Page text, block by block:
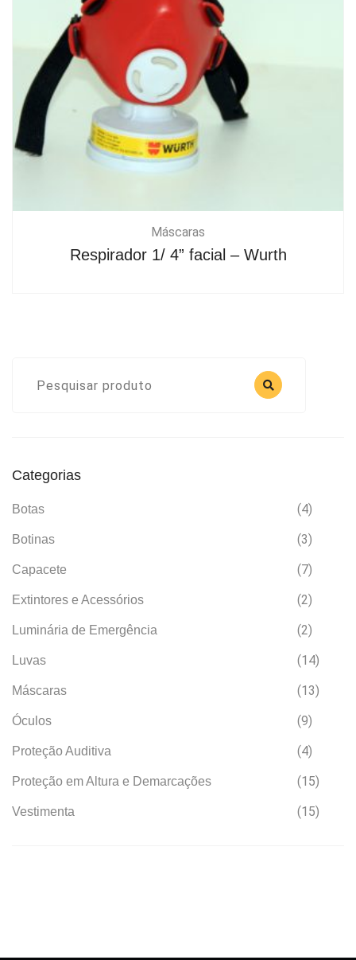
Máscaras
Respirador 1/ 4” facial – Wurth
Categorias
Botas (4)
Botinas (3)
Capacete (7)
Extintores e Acessórios (2)
Luminária de Emergência (2)
Luvas (14)
Máscaras (13)
Óculos (9)
Proteção Auditiva (4)
Proteção em Altura e Demarcações (15)
Vestimenta (15)